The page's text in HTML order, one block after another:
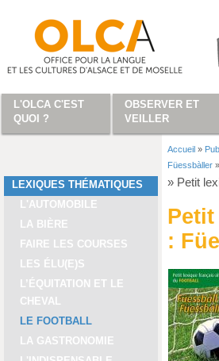
LEXIQUES THÉMATIQUES
L'AUTOMOBILE
LA BIÈRE
FAIRE LES COURSES
LES ÉLU(E)S
L’ÉQUITATION ET LE
CHEVAL
LE FOOTBALL
LA GASTRONOMIE
Vous
Accueil »
Füessbàller »
» Petit
:
L'OLCA C'EST
QUOI ?
OBSERVER ET
VEILLER